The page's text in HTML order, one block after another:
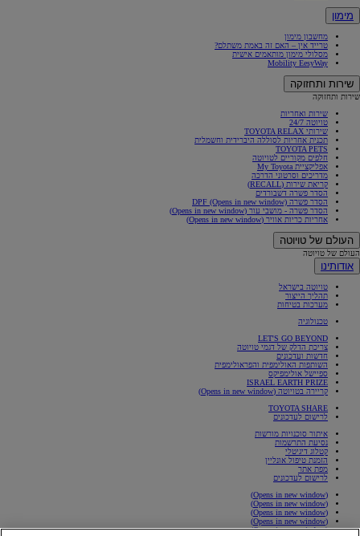
מימון
מחשבון מימון
טרייד אין – האם זה באמת משתלם?
מסלולי מימון מותאמים אישית
Mobility EesyWay
שירות ותחזוקה
שירות ותחזוקה
שירות ואחריות
טויוטה 24/7
שירותי TOYOTA RELAX
תכנית אחריות לסוללה היברידית וחשמלית
TOYOTA PETS
חלפים מקוריים לטויוטה
אפליקציית My Toyota
מדריכים וסרטוני הדרכה
קריאת שירות (RECALL)
הסדר פשרה דשבורדים
הסדר פשרה DPF (Opens in new window)
הסדר פשרה - מושבי עור (Opens in new window)
אחריות כריות אוויר (Opens in new window)
העולם של טויוטה
העולם של טויוטה
אודותינו
טויוטה בישראל
תהליך הייצור
מערכות בטיחות
טכנולוגיה
LET'S GO BEYOND
צריכת הדלק של דגמי טויוטה
חדשות ועדכונים
השותפות האולימפית והפראולימפית
ספיישל אולימפיקס
ISRAEL EARTH PRIZE
קריירה בטויוטה (Opens in new window)
TOYOTA SHARE
לרישום לעדכונים
איתור סוכנויות מורשות
נסיעת התרשמות
קטלוג דיגיטלי
הזמנת טיפול אונליין
מפת אתר
לרישום לעדכונים
(Opens in new window)
(Opens in new window)
(Opens in new window)
(Opens in new window)
(Opens in new window)